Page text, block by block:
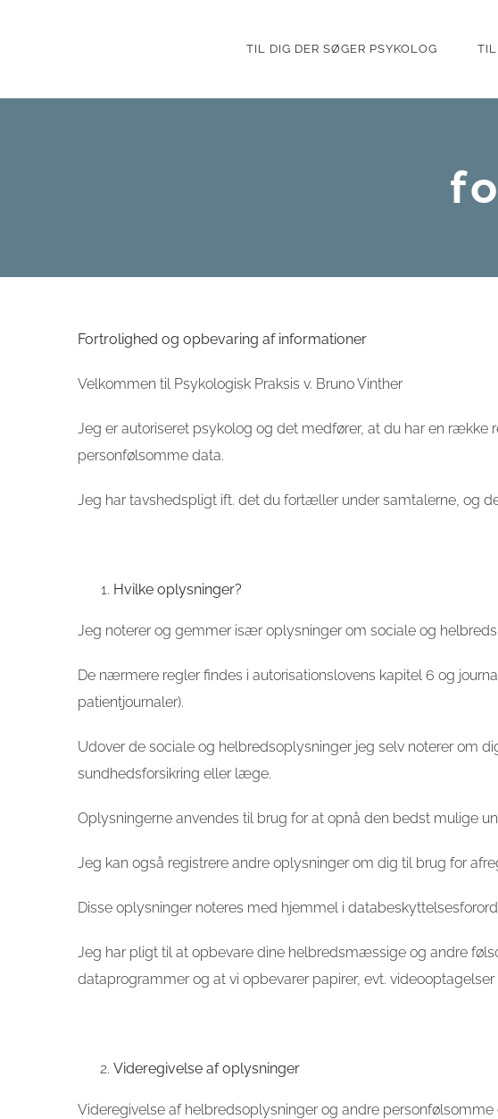
TIL DIG DER SØGER PSYKOLOG TIL
Fortrolighed og opbevaring af informationer
Velkommen til Psykologisk Praksis v. Bruno Vinther
Jeg er autoriseret psykolog og det medfører, at du har en
personfølsomme data.
Jeg har tavshedspligt ift. det du fortæller under samtalerne, og
Hvilke oplysninger?
Jeg noterer og gemmer især oplysninger om sociale og
De nærmere regler findes i autorisationslovens kapitel 6 og
patientjournaler).
Udover de sociale og helbredsoplysninger jeg selv noterer om
sundhedsforsikring eller læge.
Oplysningerne anvendes til brug for at opnå den bedst mulige
Jeg kan også registrere andre oplysninger om dig til brug for
Disse oplysninger noteres med hjemmel i
Jeg har pligt til at opbevare dine helbredsmæssige og andre
dataprogrammer og at vi opbevarer papirer, evt. videooptagelser
Videregivelse af oplysninger
Videregivelse af helbredsoplysninger og andre